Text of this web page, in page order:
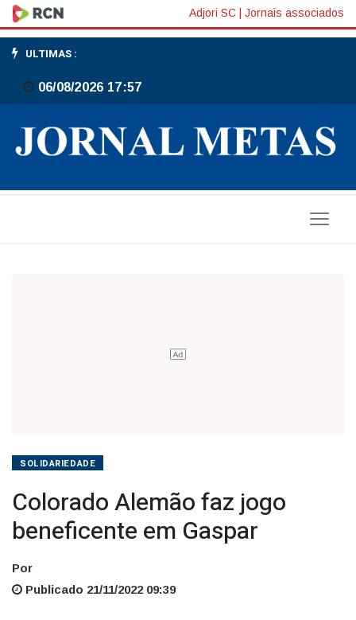
Colorado
Alemão
faz
jogo
beneficente
em
Adjori SC Jornais associados
ULTIMAS :
06/08/2026 17:57
SOLIDARIEDADE
Colorado Alemão faz jogo
beneficente em Gaspar
Por
Publicado 21/11/2022 09:39